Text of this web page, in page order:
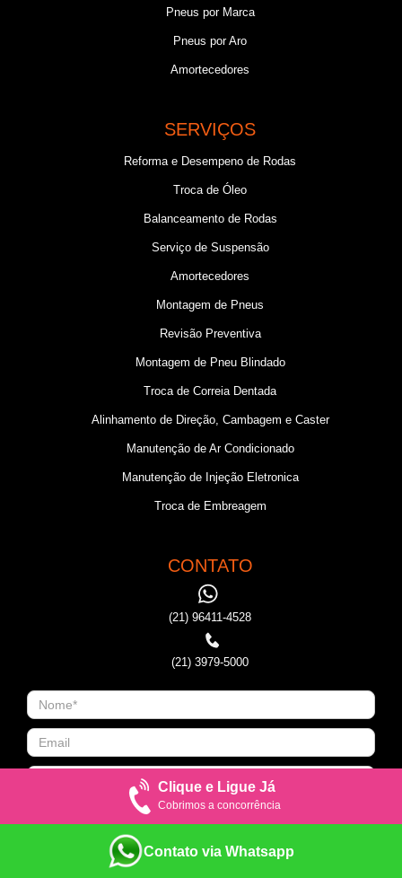
Pneus por Marca
Pneus por Aro
Amortecedores
SERVIÇOS
Reforma e Desempeno de Rodas
Troca de Óleo
Balanceamento de Rodas
Serviço de Suspensão
Amortecedores
Montagem de Pneus
Revisão Preventiva
Montagem de Pneu Blindado
Troca de Correia Dentada
Alinhamento de Direção, Cambagem e Caster
Manutenção de Ar Condicionado
Manutenção de Injeção Eletronica
Troca de Embreagem
CONTATO
(21) 96411-4528
(21) 3979-5000
Clique e Ligue Já
Cobrimos a concorrência
Contato via Whatsapp